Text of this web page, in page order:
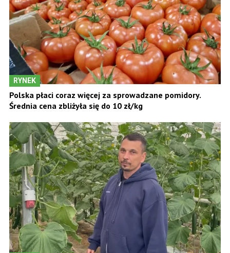
RYNEK
Polska płaci coraz więcej za sprowadzane pomidory.
Średnia cena zbliżyła się do 10 zł/kg